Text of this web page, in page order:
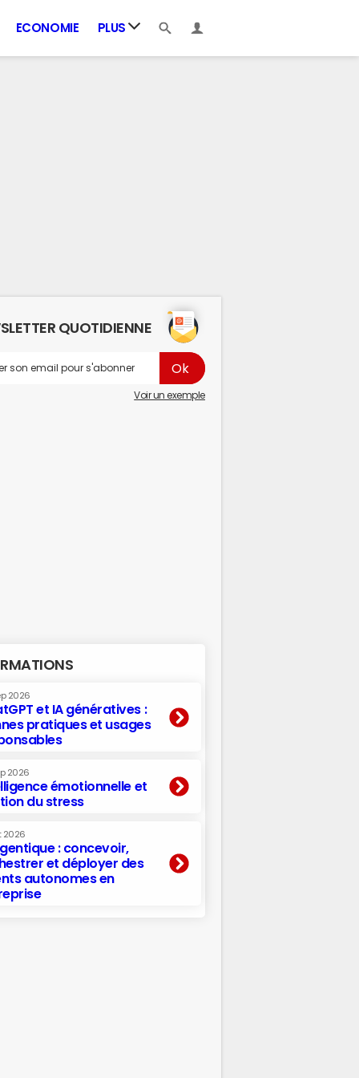
ECONOMIE PLUS
QUOTIDIENNE
Voir un exemple
2026
et IA génératives :
pratiques et usages
2026
émotionnelle et
du stress
2026
: concevoir,
et déployer des
autonomes en